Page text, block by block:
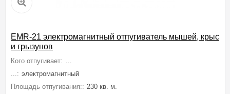
EMR-21 электромагнитный отпугиватель мышей, крыс
и грызунов
Кого отпугивает: Мышей, Крыс, Грызунов, Тараканов, Муравьев,
...: электромагнитный
Площадь отпугивания:: 230 кв. м.